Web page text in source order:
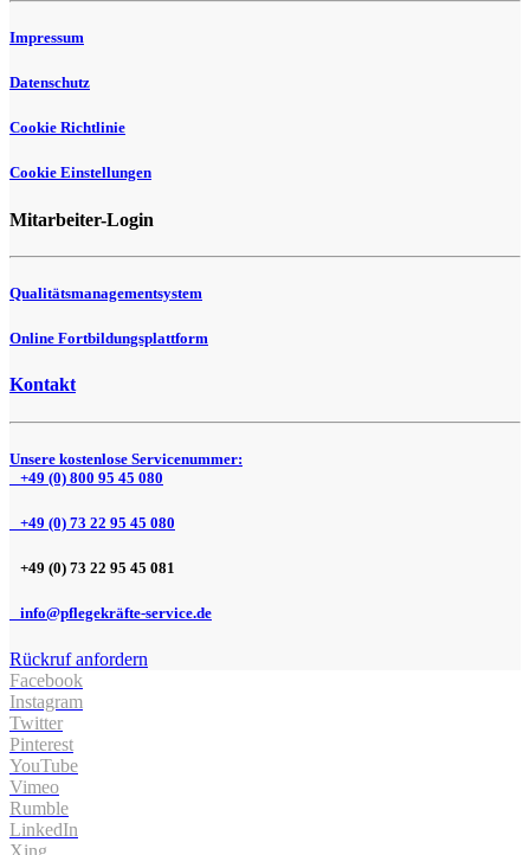
Impressum
Datenschutz
Cookie Richtlinie
Cookie Einstellungen
Mitarbeiter-Login
Qualitätsmanagementsystem
Online Fortbildungsplattform
Kontakt
Unsere kostenlose Servicenummer:
+49 (0) 800 95 45 080
+49 (0) 73 22 95 45 080
+49 (0) 73 22 95 45 081
info@pflegekräfte-service.de
Rückruf anfordern
Facebook
Instagram
Twitter
Pinterest
YouTube
Vimeo
Rumble
LinkedIn